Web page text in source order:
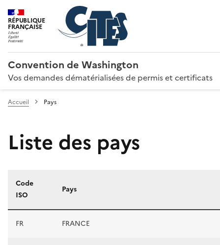
RÉPUBLIQUE
FRANÇAISE
Convention de Washington
Vos demandes dématérialisées de permis et certificats
Accueil Pays
Liste des pays
Liste des pays
Code
ISO
Pays
FR FRANCE